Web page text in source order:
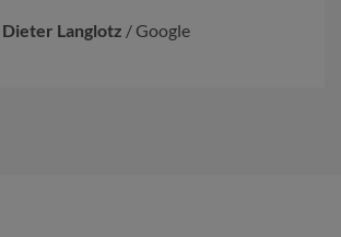
Dieter Langlotz / Google